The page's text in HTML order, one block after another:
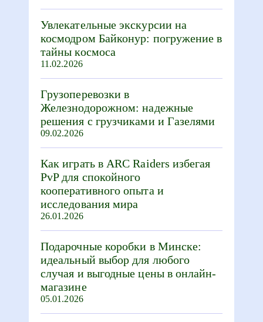
Увлекательные экскурсии на
космодром Байконур: погружение в
тайны космоса
11.02.2026
Грузоперевозки в
Железнодорожном: надежные
решения с грузчиками и Газелями
09.02.2026
Как играть в ARC Raiders избегая
PvP для спокойного
кооперативного опыта и
исследования мира
26.01.2026
Подарочные коробки в Минске:
идеальный выбор для любого
случая и выгодные цены в онлайн-
магазине
05.01.2026